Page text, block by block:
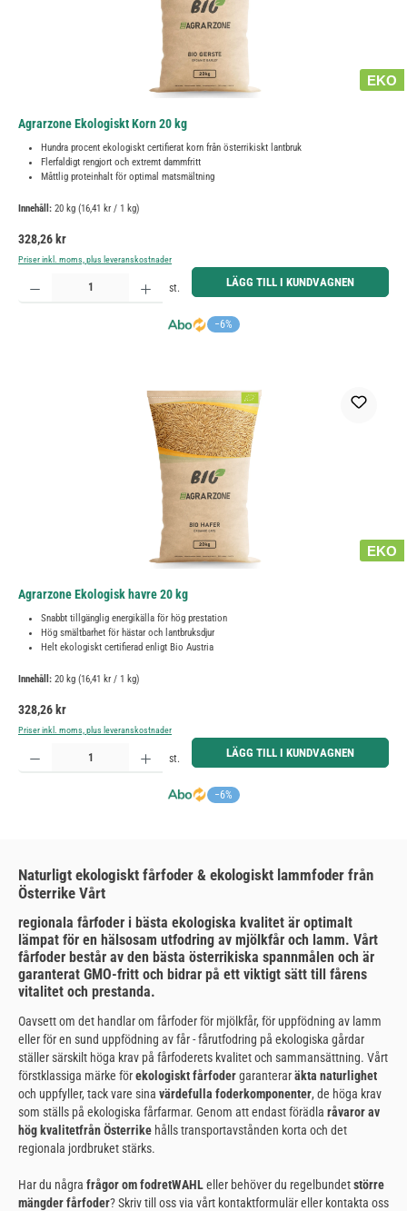
EKO
Agrarzone Ekologiskt Korn 20 kg
Hundra procent ekologiskt certifierat korn från österrikiskt lantbruk
Flerfaldigt rengjort och extremt dammfritt
Måttlig proteinhalt för optimal matsmältning
Innehåll: 20 kg (16,41 kr / 1 kg)
Ordinarie pris:
328,26 kr
Priser inkl. moms, plus leveranskostnader
−6%
Produktkvantitet: Ange önskat belopp eller använd knapparna för att öka eller minska kvantiteten.
st. LÄGG TILL I KUNDVAGNEN
EKO
Agrarzone Ekologisk havre 20 kg
Snabbt tillgänglig energikälla för hög prestation
Hög smältbarhet för hästar och lantbruksdjur
Helt ekologiskt certifierad enligt Bio Austria
Innehåll: 20 kg (16,41 kr / 1 kg)
Ordinarie pris:
328,26 kr
Priser inkl. moms, plus leveranskostnader
−6%
Produktkvantitet: Ange önskat belopp eller använd knapparna för att öka eller minska kvantiteten.
st. LÄGG TILL I KUNDVAGNEN
Naturligt ekologiskt fårfoder & ekologiskt lammfoder från
Österrike Vårt
regionala fårfoder i bästa ekologiska kvalitet är optimalt
lämpat för en hälsosam utfodring av mjölkfår och lamm. Vårt
fårfoder består av den bästa österrikiska spannmålen och är
garanterat GMO-fritt och bidrar på ett viktigt sätt till fårens
vitalitet och prestanda.
Oavsett om det handlar om fårfoder för mjölkfår, för uppfödning av lamm
eller för en sund uppfödning av får - fårutfodring på ekologiska gårdar
ställer särskilt höga krav på fårfoderets kvalitet och sammansättning. Vårt
förstklassiga märke förekologiskt fårfodergaranteraräkta naturlighet
och uppfyller, tack vare sina värdefulla foderkomponenter, de höga krav
som ställs på ekologiska fårfarmar. Genom att endast förädla råvaror av
hög kvalitetfrån Österrike hålls transportavstånden korta och det
regionala jordbruket stärks.
Har du några frågor om fodretWAHLeller behöver du regelbundetstörre
mängder fårfoder? Skriv till oss via vårt kontaktformulär eller kontakta oss